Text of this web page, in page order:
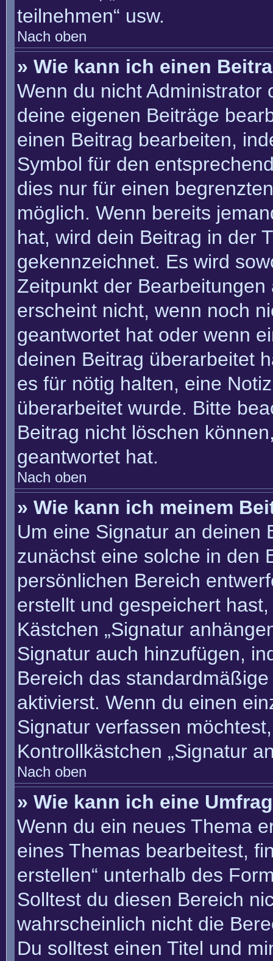
teilnehmen“ usw.
Nach oben
» Wie kann ich einen
Wenn du nicht
deine eigenen Beiträge
einen Beitrag bearbeiten,
Symbol für den
dies nur für einen
möglich. Wenn bereits
hat, wird dein Beitrag in der
gekennzeichnet. Es wird
Zeitpunkt der
erscheint nicht, wenn noch
geantwortet hat oder wenn
deinen Beitrag überarbeitet
es für nötig halten, eine
überarbeitet wurde. Bitte
Beitrag nicht löschen
geantwortet hat.
Nach oben
» Wie kann ich meinem
Um eine Signatur an deinen
zunächst eine solche in den
persönlichen Bereich
erstellt und gespeichert
Kästchen „Signatur
Signatur auch hinzufügen,
Bereich das
aktivierst. Wenn du einen
Signatur verfassen
Kontrollkästchen „Signatur
Nach oben
» Wie kann ich eine
Wenn du ein neues Thema
eines Themas bearbeitest,
erstellen“ unterhalb des
Solltest du diesen Bereich
wahrscheinlich nicht die
Du solltest einen Titel und